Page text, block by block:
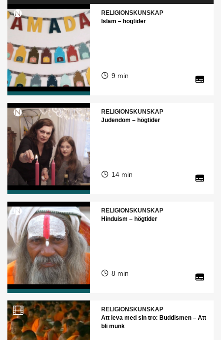
RELIGIONSKUNSKAP
Islam – högtider
9 min
RELIGIONSKUNSKAP
Judendom – högtider
14 min
RELIGIONSKUNSKAP
Hinduism – högtider
8 min
RELIGIONSKUNSKAP
Att leva med sin tro: Buddismen – Att
bli munk